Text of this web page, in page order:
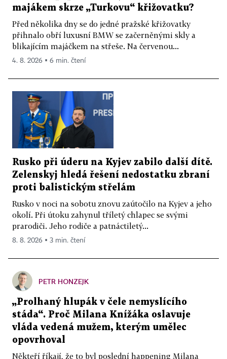
majákem skrze „Turkovu“ křižovatku?
Před několika dny se do jedné pražské křižovatky
přihnalo obří luxusní BMW se začerněnými skly a
blikajícím majáčkem na střeše. Na červenou...
4. 8. 2026 ▪ 6 min. čtení
Rusko při úderu na Kyjev zabilo další dítě.
Zelenskyj hledá řešení nedostatku zbraní
proti balistickým střelám
Rusko v noci na sobotu znovu zaútočilo na Kyjev a jeho
okolí. Při útoku zahynul tříletý chlapec se svými
prarodiči. Jeho rodiče a patnáctiletý...
8. 8. 2026 ▪ 3 min. čtení
PETR HONZEJK
„Prolhaný hlupák v čele nemyslícího
stáda“. Proč Milana Knížáka oslavuje
vláda vedená mužem, kterým umělec
opovrhoval
Někteří říkají, že to byl poslední happening Milana